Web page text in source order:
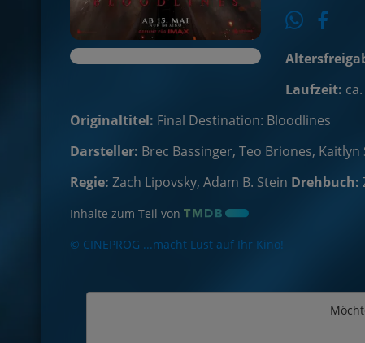
Laufzeit:
Originaltitel: Final Destination: Bloodlines
Darsteller: Brec Bassinger, Teo Briones,
Regie: Zach Lipovsky, Adam B. Stein Drehbuch:
Inhalte zum Teil von
© CINEPROG ...macht Lust auf Ihr Kino!